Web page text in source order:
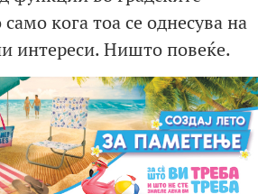
кога тоа се однесува на
интереси. Ништо повеќе.